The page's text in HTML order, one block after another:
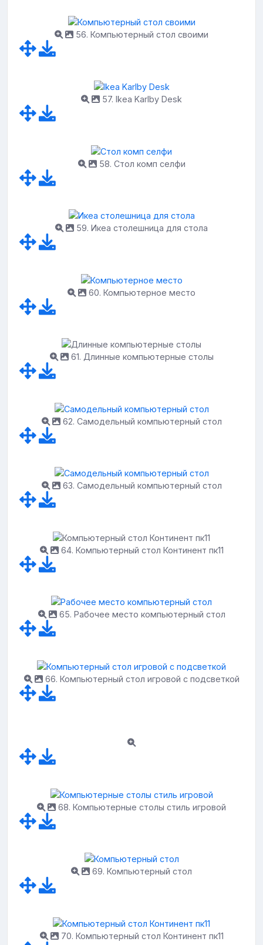
56. Компьютерный стол своими
57. Ikea Karlby Desk
58. Стол комп селфи
59. Икеа столешница для стола
60. Компьютерное место
61. Длинные компьютерные столы
62. Самодельный компьютерный стол
63. Самодельный компьютерный стол
64. Компьютерный стол Континент пк11
65. Рабочее место компьютерный стол
66. Компьютерный стол игровой с подсветкой
68. Компьютерные столы стиль игровой
69. Компьютерный стол
70. Компьютерный стол Континент пк11